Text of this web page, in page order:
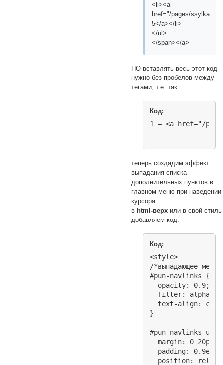
<li><a
href="/pages/
5</a></li>
</ul>
</span></a>
НО вставлять весь этот код
нужно без пробелов между
тегами, т.е. так
Код:
1 = <a href="/
теперь создадим эффект
выпадания списка
дополнительных пунктов в
главном меню при наведении
курсора
в html-верх или в свой стиль
добавляем код:
Код:
<style>
/*выпадающее
#pun-navlinks {
  opacity: 0.9;
filter:
text-align:
}
#pun-navlinks ul
margin: 0 20px 0
padding: 0.9em
position: